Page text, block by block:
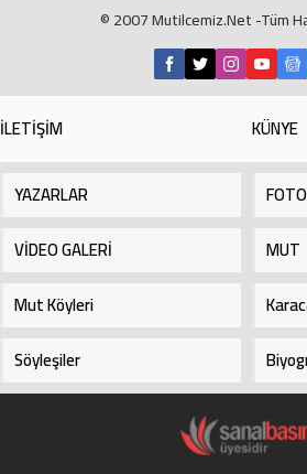
© 2007 Mutilcemiz.Net -Tüm
İLETİŞİM KÜNYE
YAZARLAR
VİDEO GALERİ
MUT
Mut Köyleri
Söyleşiler